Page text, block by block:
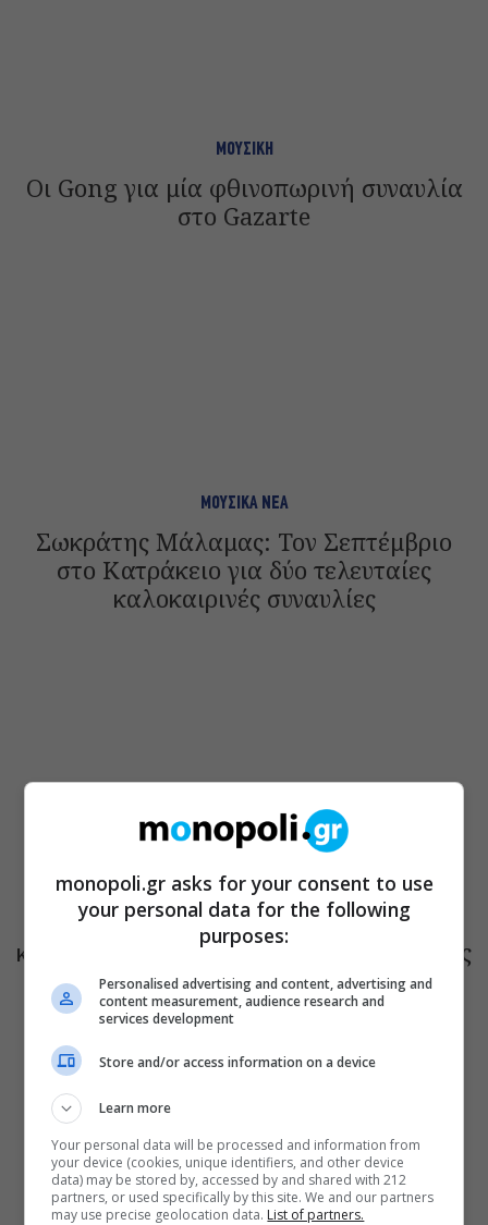
ΜΟΥΣΙΚΗ
Οι Gong για μία φθινοπωρινή συναυλία
στο Gazarte
ΜΟΥΣΙΚΑ ΝΕΑ
Σωκράτης Μάλαμας: Τον Σεπτέμβριο
στο Κατράκειο για δύο τελευταίες
καλοκαιρινές συναυλίες
ΜΟΥΣΙΚΗ
Το Ροκ το Ελληνικό: Κώστας Τουρνάς
και Διονύσης Τσακνής στο Θέατρο Άλσος
ΔΕΗ
monopoli.gr asks for your consent to use
your personal data for the following
purposes:
Personalised advertising and content, advertising and
content measurement, audience research and
services development
Store and/or access information on a device
Learn more
Your personal data will be processed and information from
your device (cookies, unique identifiers, and other device
data) may be stored by, accessed by and shared with 212
partners, or used specifically by this site. We and our partners
may use precise geolocation data. List of partners.